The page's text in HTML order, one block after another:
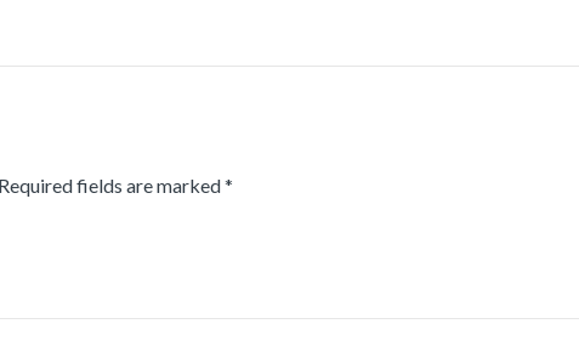
fields are marked *